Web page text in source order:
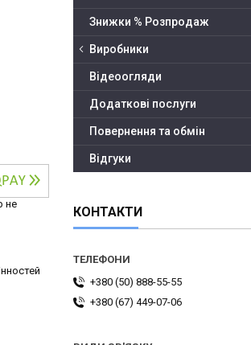
не
Знижки % Розпродаж
Виробники
Відеоогляди
Додаткові послуги
Повернення та обмін
Відгуки
КОНТАКТИ
+380 (50) 888-55-55
+380 (67) 449-07-06